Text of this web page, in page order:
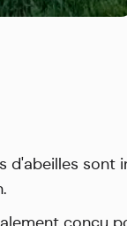
d'abeilles sont